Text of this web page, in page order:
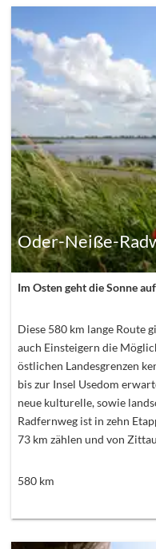
Oder-Neiße-
Im Osten geht die Sonne auf
Diese 580 km lange Route
auch Einsteigern die
östlichen Landesgrenzen
bis zur Insel Usedom
neue kulturelle, sowie
Radfernweg ist in zehn
73 km zählen und von
580km